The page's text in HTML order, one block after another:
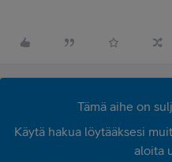
Tämä aihe on
Käytä hakua löytääksesi
aloita